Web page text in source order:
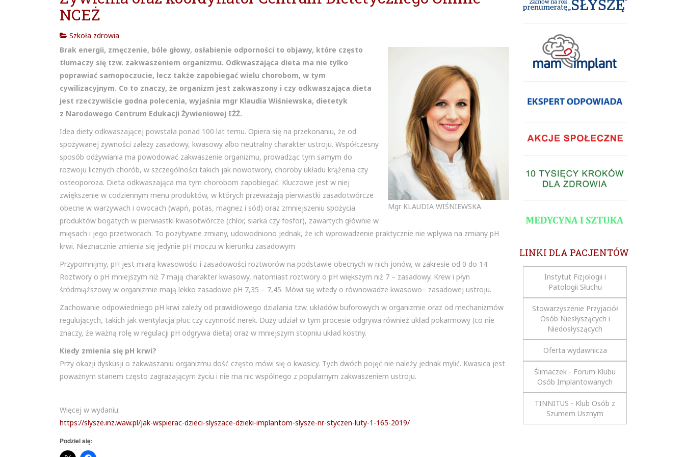
NCEŻ
Szkoła zdrowia
Mgr KLAUDIA WIŚNIEWSKA
Brak energii, zmęczenie, bóle głowy, osłabienie odporności to objawy, które często
tłumaczy się tzw. zakwaszeniem organizmu. Odkwaszająca dieta ma nie tylko
poprawiać samopoczucie, lecz także zapobiegać wielu chorobom, w tym
cywilizacyjnym. Co to znaczy, że organizm jest zakwaszony i czy odkwaszająca dieta
jest rzeczywiście godna polecenia, wyjaśnia mgr Klaudia Wiśniewska, dietetyk
z Narodowego Centrum Edukacji Żywieniowej IŻŻ.
Idea diety odkwaszającej powstała ponad 100 lat temu. Opiera się na przekonaniu, że od
spożywanej żywności zależy zasadowy, kwasowy albo neutralny charakter ustroju. Współczesny
sposób odżywiania ma powodować zakwaszenie organizmu, prowadząc tym samym do
rozwoju licznych chorób, w szczególności takich jak nowotwory, choroby układu krążenia czy
osteoporoza. Dieta odkwaszająca ma tym chorobom zapobiegać. Kluczowe jest w niej
zwiększenie w codziennym menu produktów, w których przeważają pierwiastki zasadotwórcze
obecne w warzywach i owocach (wapń, potas, magnez i sód) oraz zmniejszeniu spożycia
produktów bogatych w pierwiastki kwasotwórcze (chlor, siarka czy fosfor), zawartych głównie w
mięsach i jego przetworach. To pozytywne zmiany, udowodniono jednak, że ich wprowadzenie praktycznie nie wpływa na zmiany pH
krwi. Nieznacznie zmienia się jedynie pH moczu w kierunku zasadowym
Przypomnijmy, pH jest miarą kwasowości i zasadowości roztworów na podstawie obecnych w nich jonów, w zakresie od 0 do 14.
Roztwory o pH mniejszym niż 7 mają charakter kwasowy, natomiast roztwory o pH większym niż 7 – zasadowy. Krew i płyn
śródmiąższowy w organizmie mają lekko zasadowe pH 7,35 – 7,45. Mówi się wtedy o równowadze kwasowo– zasadowej ustroju.
Zachowanie odpowiedniego pH krwi zależy od prawidłowego działania tzw. układów buforowych w organizmie oraz od mechanizmów
regulujących, takich jak wentylacja płuc czy czynność nerek. Duży udział w tym procesie odgrywa również układ pokarmowy (co nie
znaczy, że ważną rolę w regulacji pH odgrywa dieta) oraz w mniejszym stopniu układ kostny.
Kiedy zmienia się pH krwi?
Przy okazji dyskusji o zakwaszaniu organizmu dość często mówi się o kwasicy. Tych dwóch pojęć nie należy jednak mylić. Kwasica jest
poważnym stanem często zagrażającym życiu i nie ma nic wspólnego z popularnym zakwaszeniem ustroju.
Więcej w wydaniu:
https://slysze.inz.waw.pl/jak-wspierac-dzieci-slyszace-dzieki-implantom-slysze-nr-styczen-luty-1-165-2019/
Podziel się:
LINKI DLA PACJENTÓW
Instytut Fizjologii i
Patologii Słuchu
Stowarzyszenie Przyjaciół
Osób Niesłyszących i
Niedosłyszących
Oferta wydawnicza
Ślimaczek - Forum Klubu
Osób Implantowanych
TINNITUS - Klub Osób z
Szumem Usznym